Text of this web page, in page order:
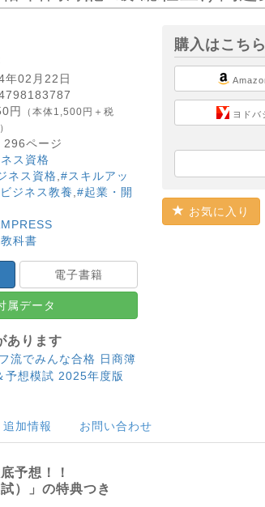
年02月22日
円
（本体1,500円＋税
296ページ
ス資格
ネス資格 #スキルアッ
ジネス教養 #起業・開
科書
電子書籍
属データ
あります
流でみんな合格 日商簿
予想模試 2025年度版
購入はこちら
ヨドバ
お気に入り
追加情報 お問い合わせ
予想！！
）」の特典つき